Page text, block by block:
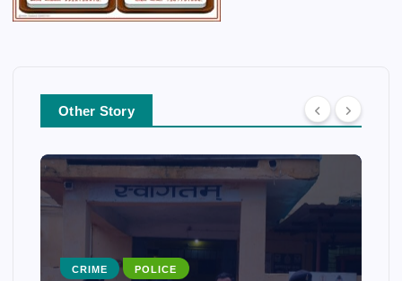
Other Story
CRIME POLICE